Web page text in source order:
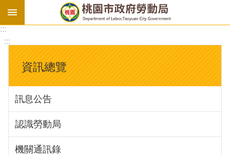
基
法
勞
資
會
庇
護
工
:::
:::
資訊總覽
訊息公告
認識勞動局
機關通訊錄